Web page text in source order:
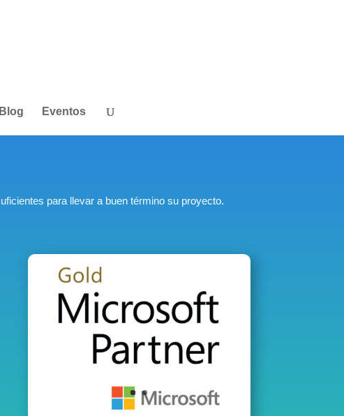
Blog Eventos
para llevar a buen término su proyecto.